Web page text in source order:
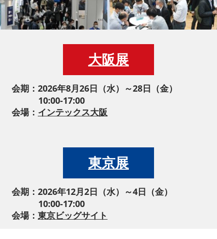
大阪展
会期：2026年8月26日（水）～28日（金）
10:00-17:00
会場： インテックス大阪
東京展
会期：2026年12月2日（水）～4日（金）
10:00-17:00
会場： 東京ビッグサイト